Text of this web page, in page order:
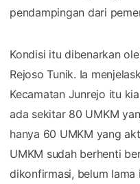
pendampingan dari
Kondisi itu dibenarkan
Rejoso Tunik. Ia
Kecamatan Junrejo itu
ada sekitar 80 UMKM
hanya 60 UMKM yang
UMKM sudah berhenti
dikonfirmasi, belum lama